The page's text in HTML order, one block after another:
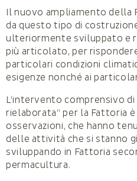
Il nuovo ampliamento della
da questo tipo di
ulteriormente sviluppato e
più articolato, per
particolari condizioni
esigenze nonché ai
L’intervento comprensivo
rielaborata” per la Fattoria
osservazioni, che hanno
delle attività che si stanno
sviluppando in Fattoria
permacultura.